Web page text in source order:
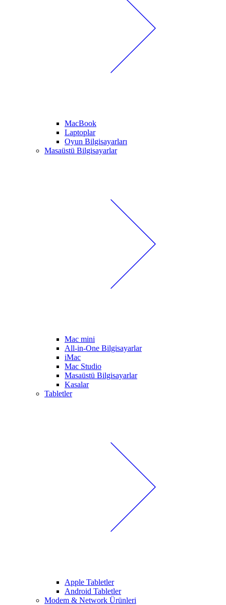
MacBook
Laptoplar
Oyun Bilgisayarları
Masaüstü Bilgisayarlar
Mac mini
All-in-One Bilgisayarlar
iMac
Mac Studio
Masaüstü Bilgisayarlar
Kasalar
Tabletler
Apple Tabletler
Android Tabletler
Modem & Network Ürünleri